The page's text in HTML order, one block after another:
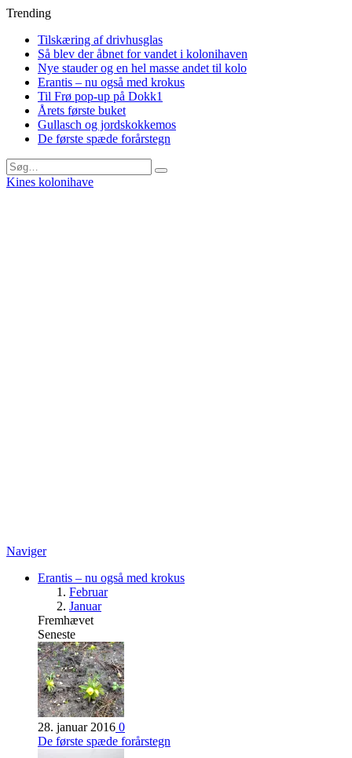
Trending
Tilskæring af drivhusglas
Så blev der åbnet for vandet i kolonihaven
Nye stauder og en hel masse andet til kolo
Erantis – nu også med krokus
Til Frø pop-up på Dokk1
Årets første buket
Gullasch og jordskokkemos
De første spæde forårstegn
Kines kolonihave
Naviger
Erantis – nu også med krokus
Februar
Januar
Fremhævet
Seneste
28. januar 2016 0
De første spæde forårstegn